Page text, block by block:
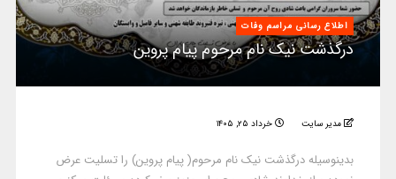
اطلاع رسانی مراسم وفات
درگذشت نیک نام مرحوم پیام پروین
مدیر سایت خرداد ۲۵, ۱۴۰۵
بدینوسیله درگذشت نیک نام مرحوم( پیام پروین) را تسلیت عرض